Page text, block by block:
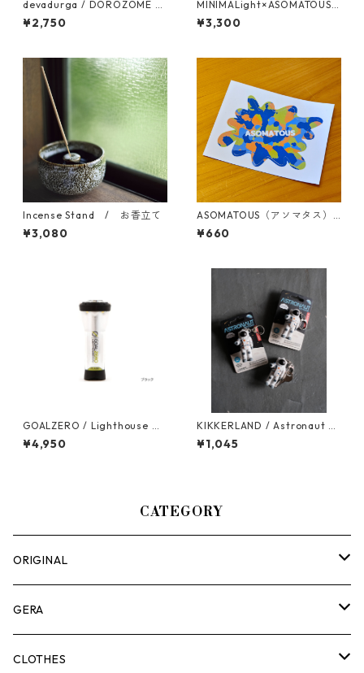
devadurga / DOROZOME T
ENUGUI（D .NAVY）
¥2,750
MINIMALight×ASOMATOUS
（ミニマライト）パターング
リーン
¥3,300
Incense Stand / お香立て
¥3,080
ASOMATOUS（アソマタス）
「アメーバ」ロゴステッカー
¥660
GOALZERO / Lighthouse Mi
cro Flash
¥4,950
KIKKERLAND / Astronaut Ke
y Chain
¥1,045
CATEGORY
ORIGINAL
ASOMATOUS
HANGBURGER（ハングバーガー）
COLLABORATION
GERA
ランタン＆ライト
CLOTHES